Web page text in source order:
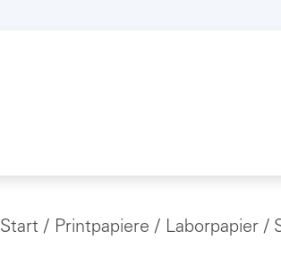
Start / Printpapiere / Laborpapier /